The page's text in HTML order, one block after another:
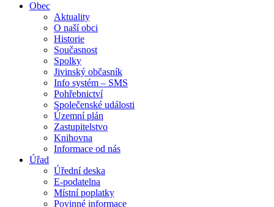
Obec
Aktuality
O naší obci
Historie
Současnost
Spolky
Jivinský občasník
Info systém – SMS
Pohřebnictví
Společenské události
Územní plán
Zastupitelstvo
Knihovna
Informace od nás
Úřad
Úřední deska
E-podatelna
Místní poplatky
Povinné informace